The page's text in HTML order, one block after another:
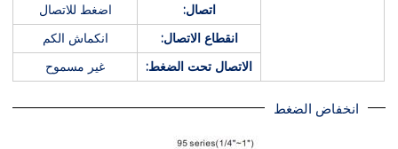
اتصال:
اضغط للاتصال
انقطاع الاتصال:
انكماش الكم
الاتصال تحت الضغط:
غير مسموح
انخفاض الضغط